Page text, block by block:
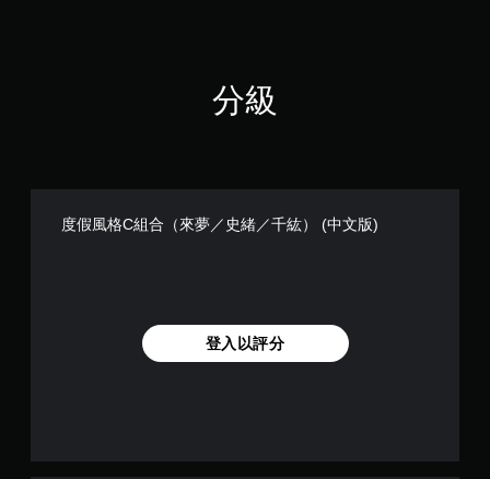
分級
度假風格C組合（來夢／史緒／千紘） (中文版)
登入以評分